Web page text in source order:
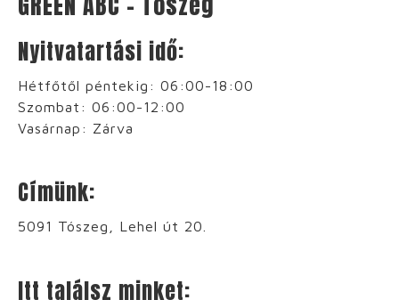
Nyitvatartási idő:
Hétfőtől péntekig: 06:00-18:00
Szombat: 06:00-12:00
Vasárnap: Zárva
Címünk:
5091 Tószeg, Lehel út 20.
Itt találsz minket: